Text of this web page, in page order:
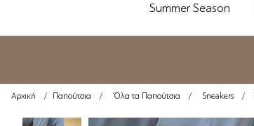
Summer Season
Αρχική / Παπούτσια / Όλα τα Παπούτσια / Sneakers /